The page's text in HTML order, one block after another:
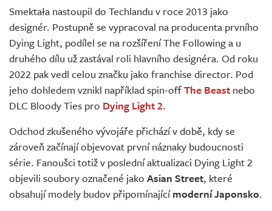
Smektała nastoupil do Techlandu v roce 2013 jako
designér. Postupně se vypracoval na producenta prvního
Dying Light, podílel se na rozšíření The Following a u
druhého dílu už zastával roli hlavního designéra. Od roku
2022 pak vedl celou značku jako franchise director. Pod
jeho dohledem vznikl například spin-offThe Beast nebo
DLC Bloody Ties pro Dying Light 2.
Odchod zkušeného vývojáře přichází v době, kdy se
zároveň začínají objevovat první náznaky budoucnosti
série. Fanoušci totiž v poslední aktualizaci Dying Light 2
objevili soubory označené jako Asian Street, které
obsahují modely budov připomínajícímoderní Japonsko.